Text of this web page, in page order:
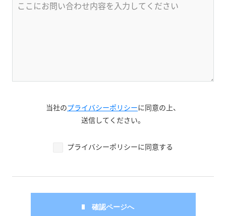
当社のプライバシーポリシーに同意の上、
送信してください。
プライバシーポリシーに同意する